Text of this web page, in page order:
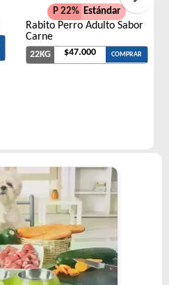
P 22% Estándar
Rabito Perro Adulto Sabor
Carne
22KG $47.000 COMPRAR